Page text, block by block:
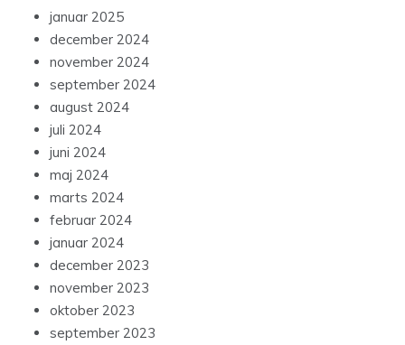
januar 2025
december 2024
november 2024
september 2024
august 2024
juli 2024
juni 2024
maj 2024
marts 2024
februar 2024
januar 2024
december 2023
november 2023
oktober 2023
september 2023